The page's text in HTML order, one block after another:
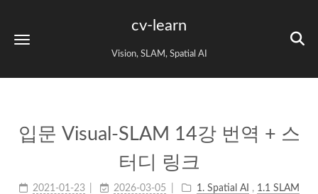
cv-learn
Vision, SLAM, Spatial AI
입문 Visual-SLAM 14강 번역 + 스
터디 링크
2021-01-23 2026-03-05 1. Spatial AI , 1.1 SLAM